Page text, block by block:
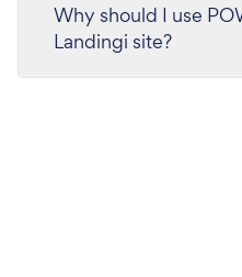
Why should I use
Landingi site?